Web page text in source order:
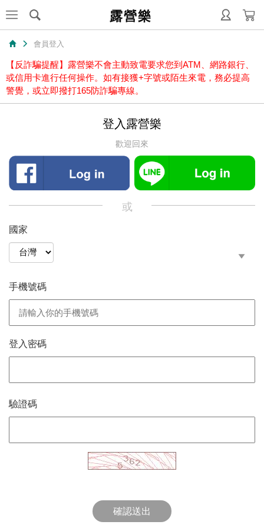
露營樂
會員登入
【反詐騙提醒】露營樂不會主動致電要求您到ATM、網路銀行、
或信用卡進行任何操作。如有接獲+字號或陌生來電，務必提高
警覺，或立即撥打165防詐騙專線。
登入露營樂
歡迎回來
或
國家
手機號碼
登入密碼
驗證碼
確認送出